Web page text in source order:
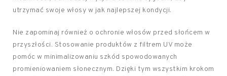
utrzymać swoje włosy w jak najlepszej kondycji.
Nie zapominaj również o ochronie włosów przed słońcem w
przyszłości. Stosowanie produktów z filtrem UV może
pomóc w minimalizowaniu szkód spowodowanych
promieniowaniem słonecznym. Dzięki tym wszystkim krokom